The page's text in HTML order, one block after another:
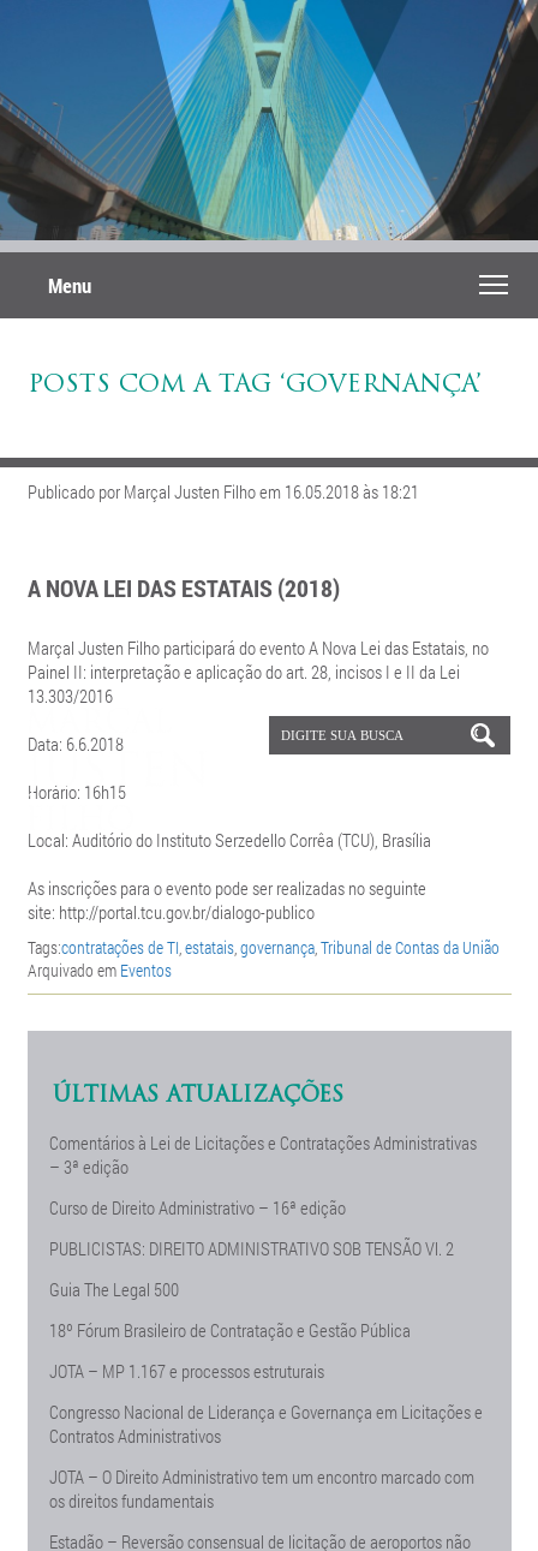
Menu
POSTS COM A TAG ‘GOVERNANÇA’
Publicado por Marçal Justen Filho em 16.05.2018 às 18:21
A NOVA LEI DAS ESTATAIS (2018)
Marçal Justen Filho participará do evento A Nova Lei das Estatais, no
Painel II: interpretação e aplicação do art. 28, incisos I e II da Lei
13.303/2016
Data: 6.6.2018
Horário: 16h15
Local: Auditório do Instituto Serzedello Corrêa (TCU), Brasília
As inscrições para o evento pode ser realizadas no seguinte
site: http://portal.tcu.gov.br/dialogo-publico
Tags:contratações de TI,estatais,governança,Tribunal de Contas da União
Arquivado em Eventos
ÚLTIMAS ATUALIZAÇÕES
Comentários à Lei de Licitações e Contratações Administrativas
– 3ª edição
Curso de Direito Administrativo – 16ª edição
PUBLICISTAS: DIREITO ADMINISTRATIVO SOB TENSÃO Vl. 2
Guia The Legal 500
18º Fórum Brasileiro de Contratação e Gestão Pública
JOTA – MP 1.167 e processos estruturais
Congresso Nacional de Liderança e Governança em Licitações e
Contratos Administrativos
JOTA – O Direito Administrativo tem um encontro marcado com
os direitos fundamentais
Estadão – Reversão consensual de licitação de aeroportos não